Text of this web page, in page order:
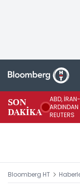
SON
DAKİKA
ABD,
REUTERS
Bloomberg HT